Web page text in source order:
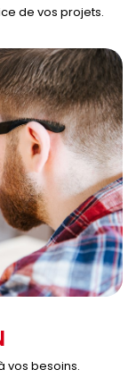
de vos projets.
vos besoins.